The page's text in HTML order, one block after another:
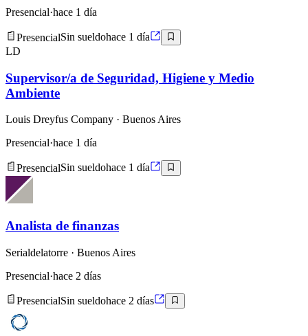
Presencial·hace 1 día
PresencialSin sueldohace 1 día
LD
Supervisor/a de Seguridad, Higiene y Medio
Ambiente
Louis Dreyfus Company · Buenos Aires
Presencial·hace 1 día
PresencialSin sueldohace 1 día
Analista de finanzas
Serialdelatorre · Buenos Aires
Presencial·hace 2 días
PresencialSin sueldohace 2 días